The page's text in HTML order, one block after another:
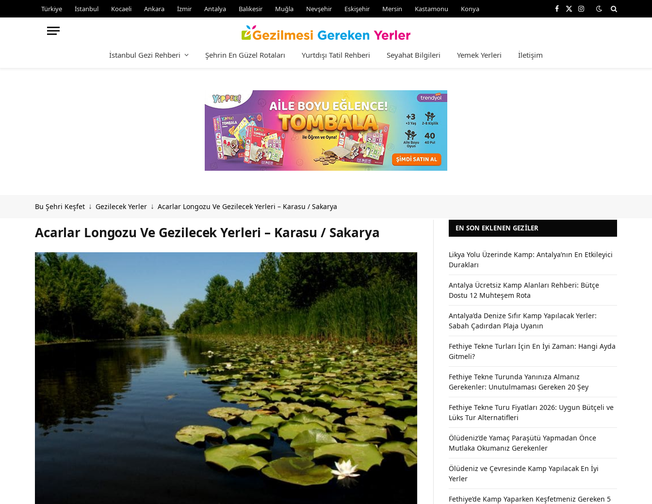
Türkiye İstanbul Kocaeli Ankara İzmir Antalya Balıkesir Muğla Nevşehir Eskişehir Mersin Kastamonu Konya Facebook
X
Instagram
İstanbul Gezi Rehberi Şehrin En Güzel Rotaları Yurtdışı Tatil Rehberi Seyahat Bilgileri Yemek Yerleri İletişim
Bu Şehri Keşfet ↓ Gezilecek Yerler ↓ Acarlar Longozu Ve Gezilecek Yerleri – Karasu / Sakarya
Acarlar Longozu Ve Gezilecek Yerleri – Karasu / Sakarya EN SON EKLENEN GEZILER
Likya Yolu Üzerinde Kamp: Antalya’nın En Etkileyici
Durakları
Antalya Ücretsiz Kamp Alanları Rehberi: Bütçe
Dostu 12 Muhteşem Rota
Antalya’da Denize Sıfır Kamp Yapılacak Yerler:
Sabah Çadırdan Plaja Uyanın
Fethiye Tekne Turları İçin En İyi Zaman: Hangi Ayda
Gitmeli?
Fethiye Tekne Turunda Yanınıza Almanız
Gerekenler: Unutulmaması Gereken 20 Şey
Fethiye Tekne Turu Fiyatları 2026: Uygun Bütçeli ve
Lüks Tur Alternatifleri
Ölüdeniz’de Yamaç Paraşütü Yapmadan Önce
Mutlaka Okumanız Gerekenler
Ölüdeniz ve Çevresinde Kamp Yapılacak En İyi
Yerler
Fethiye’de Kamp Yaparken Keşfetmeniz Gereken 5